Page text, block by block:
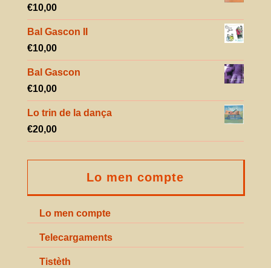
€10,00
Bal Gascon II
€10,00
Bal Gascon
€10,00
Lo trin de la dança
€20,00
Lo men compte
Lo men compte
Telecargaments
Tistèth